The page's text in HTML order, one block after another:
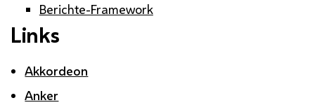
Berichte-Framework
Links
Akkordeon
Anker